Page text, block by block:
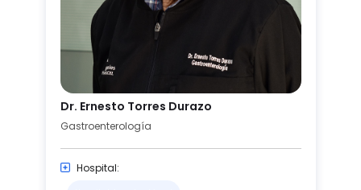
Dr. Ernesto Torres Durazo
Gastroenterología
Hospital: